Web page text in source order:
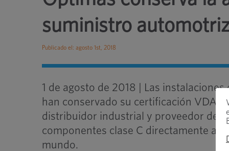
suministro
Publicado el: agosto 1st, 2018
1 de agosto de 2018 | Las
han conservado su certificación VDA
distribuidor industrial y proveedor de
componentes clase C directamente a
mundo.